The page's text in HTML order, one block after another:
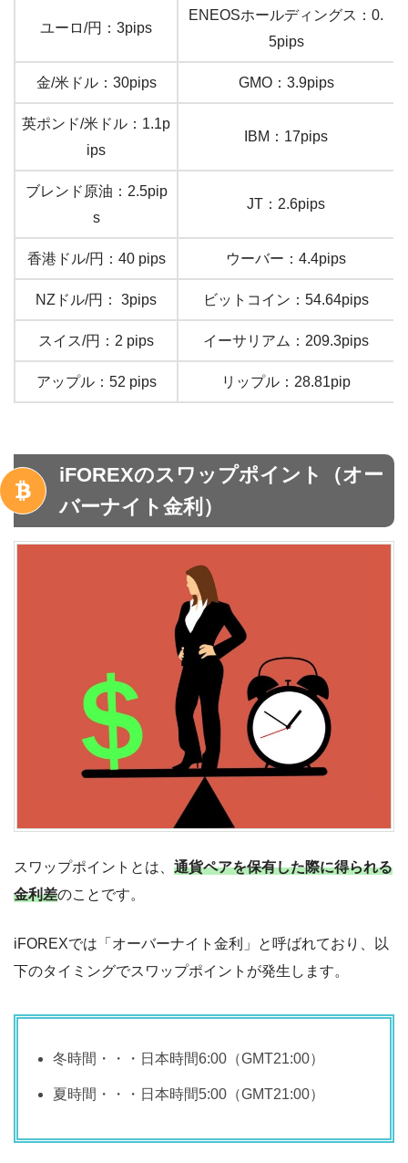
ユーロ/円：3pips
ENEOSホールディングス：0.
5pips
金/米ドル：30pips GMO：3.9pips
英ポンド/米ドル：1.1p
ips
IBM：17pips
ブレンド原油：2.5pip
s
JT：2.6pips
香港ドル/円：40 pips ウーバー：4.4pips
NZドル/円： 3pips ビットコイン：54.64pips
スイス/円：2 pips イーサリアム：209.3pips
アップル：52 pips リップル：28.81pip
iFOREXのスワップポイント（オー
バーナイト金利）
スワップポイントとは、 通貨ペアを保有した際に得られる
金利差のことです。
iFOREXでは「オーバーナイト金利」と呼ばれており、以
下のタイミングでスワップポイントが発生します。
冬時間・・・日本時間6:00（GMT21:00）
夏時間・・・日本時間5:00（GMT21:00）